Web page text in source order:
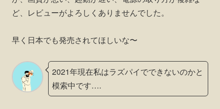
ど、レビューがよろしくありませんでした。
早く日本でも発売されてほしいな〜
2021年現在私はラズパイでできないのかと
模索中です….